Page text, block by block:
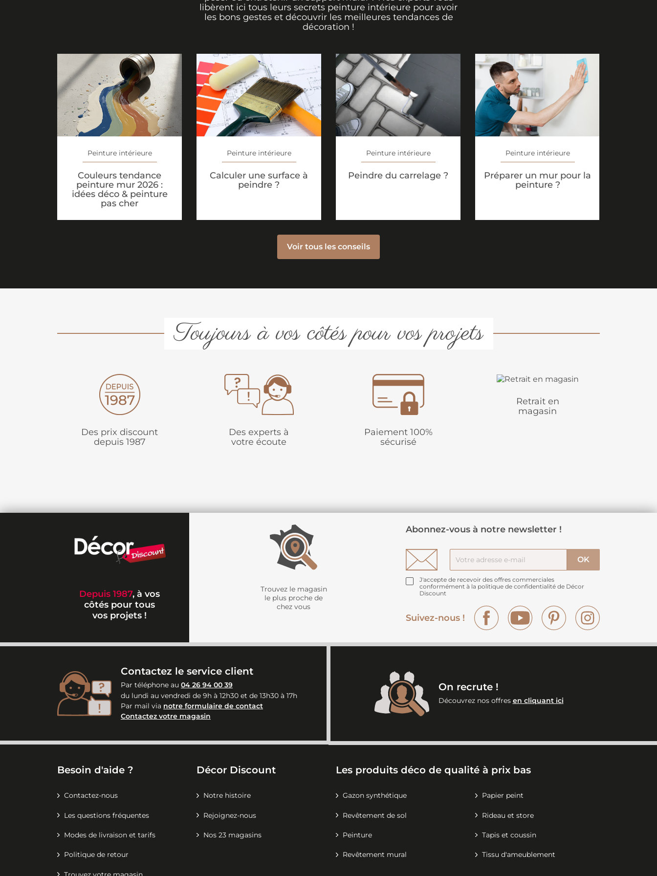
libèrent ici tous leurs secrets peinture intérieure pour avoir
les bons gestes et découvrir les meilleures tendances de
décoration !
Peinture intérieure
Couleurs tendance
peinture mur 2026 :
idées déco & peinture
pas cher
Peinture intérieure
Calculer une surface à
peindre ?
Peinture intérieure
Peindre du carrelage ?
Peinture intérieure
Préparer un mur pour la
peinture ?
Voir tous les conseils
Toujours à vos côtés pour vos projets
Des prix discount
depuis 1987
Des experts à
votre écoute
Paiement 100%
sécurisé
Retrait en
magasin
Depuis 1987, à vos
côtés pour tous
vos projets !
Trouvez le magasin
le plus proche de
chez vous
Abonnez-vous à notre newsletter !
J'accepte de recevoir des offres commerciales
conformément à la politique de confidentialité de Décor
Discount
Suivez-nous !
Facebook YouTube Pinterest
Contactez le service client
Par téléphone au 04 26 94 00 39
du lundi au vendredi de 9h à 12h30 et de 13h30 à 17h
Par mail via notre formulaire de contact
Contactez votre magasin
On recrute !
Découvrez nos offres en cliquant ici
Besoin d'aide ?
Contactez-nous
Les questions fréquentes
Modes de livraison et tarifs
Politique de retour
Décor Discount
Notre histoire
Rejoignez-nous
Nos 23 magasins
Les produits déco de qualité à prix bas
Gazon synthétique Papier peint
Revêtement de sol Rideau et store
Peinture Tapis et coussin
Revêtement mural Tissu d'ameublement